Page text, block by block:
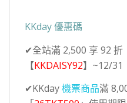
KKday 優惠碼
✔全站滿 2,500 享 92 折
【KKDAISY92】~12/31
✔KKday機票商品滿